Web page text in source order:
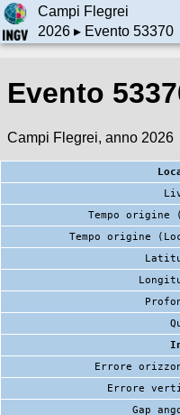
Campi Flegrei
2026▸ Evento 53370
Evento
Campi Flegrei, anno 2026
Tempo origine
Tempo origine
Errore
Errore
Gap